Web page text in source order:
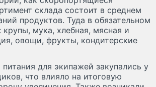
склада состоит в среднем
продуктов. Туда в обязательном
крупы, мука, хлебная, мясная и
овощи, фрукты, кондитерские
для экипажей закупались у
что влияло на итоговую